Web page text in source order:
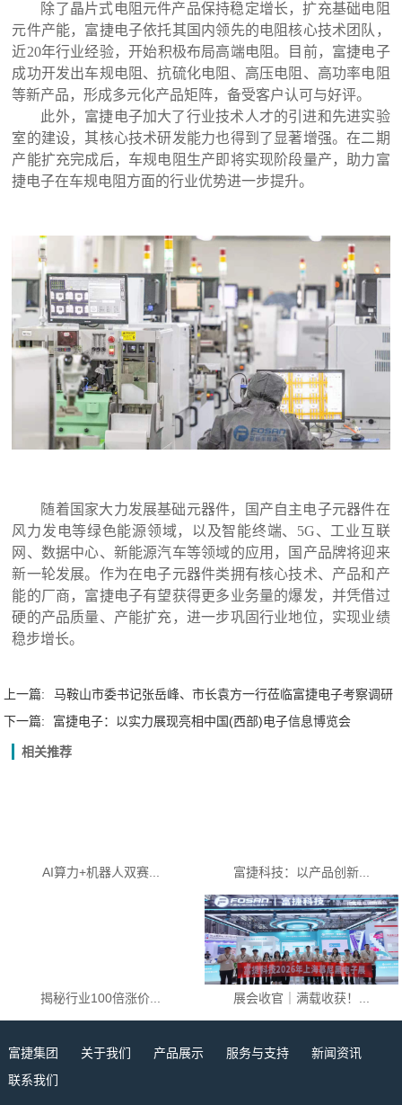
除了晶片式电阻元件产品保持稳定增长，扩充基础电阻
元件产能，富捷电子依托其国内领先的电阻核心技术团队，
近20年行业经验，开始积极布局高端电阻。目前，富捷电子
成功开发出车规电阻、抗硫化电阻、高压电阻、高功率电阻
等新产品，形成多元化产品矩阵，备受客户认可与好评。
此外，富捷电子加大了行业技术人才的引进和先进实验
室的建设，其核心技术研发能力也得到了显著增强。在二期
产能扩充完成后，车规电阻生产即将实现阶段量产，助力富
捷电子在车规电阻方面的行业优势进一步提升。
随着国家大力发展基础元器件，国产自主电子元器件在
风力发电等绿色能源领域，以及智能终端、 5G、工业互联
网、数据中心、新能源汽车等领域的应用，国产品牌将迎来
新一轮发展。作为在电子元器件类拥有核心技术、产品和产
能的厂商，富捷电子有望获得更多业务量的爆发，并凭借过
硬的产品质量、产能扩充，进一步巩固行业地位，实现业绩
稳步增长。
上一篇:
马鞍山市委书记张岳峰、市长袁方一行莅临富捷电子考察调研
下一篇:
富捷电子：以实力展现亮相中国(西部)电子信息博览会
相关推荐
AI算力+机器人双赛... 富捷科技：以产品创新...
揭秘行业100倍涨价... 展会收官｜满载收获！...
富捷集团 关于我们 产品展示 服务与支持
新闻资讯
联系我们